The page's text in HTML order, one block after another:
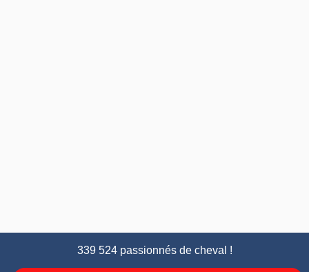
339 524 passionnés de cheval !